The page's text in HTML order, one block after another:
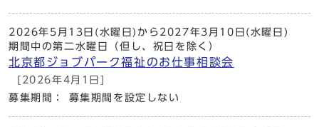
2026年5月13日(水曜日)から2027年3月10日(水曜日)
期間中の第二水曜日（但し、祝日を除く）
北京都ジョブパーク福祉のお仕事相談会
[2026年4月1日]
募集期間： 募集期間を設定しない